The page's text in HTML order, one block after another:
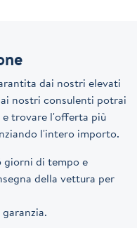
dai nostri elevati
nostri consulenti potrai
trovare l'offerta più
l'intero importo.
giorni di tempo e
della vettura per